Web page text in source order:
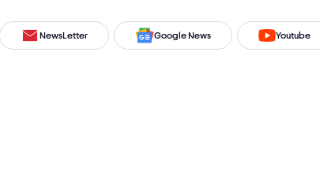
NewsLetter Google News Youtube